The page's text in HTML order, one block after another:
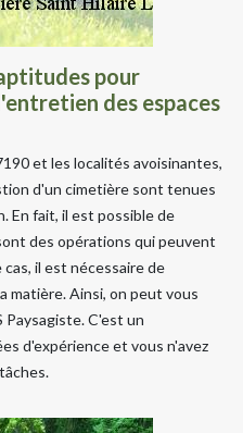
pour
des espaces
et les localités avoisinantes,
d'un cimetière sont tenues
En fait, il est possible de
des opérations qui peuvent
il est nécessaire de
matière. Ainsi, on peut vous
Paysagiste. C'est un
d'expérience et vous n'avez